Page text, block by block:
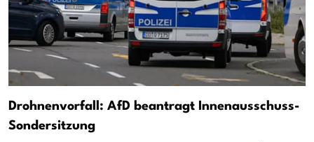
Drohnenvorfall: AfD beantragt Innenausschuss-
Sondersitzung